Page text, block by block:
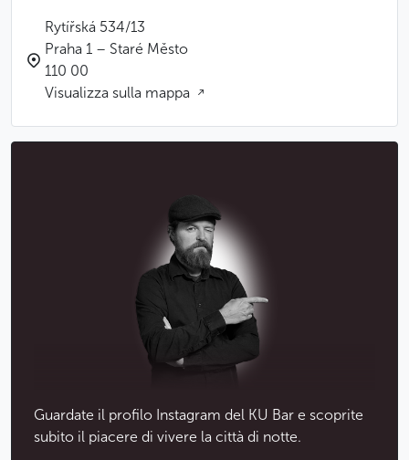
Rytířská 534/13
Praha 1 – Staré Město
110 00
Visualizza sulla mappa
Guardate il profilo Instagram del KU Bar e scoprite
subito il piacere di vivere la città di notte.